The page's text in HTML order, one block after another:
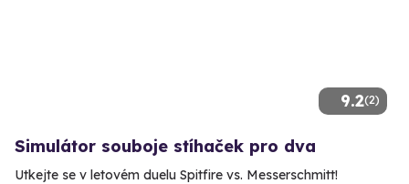
9.2(2)
Simulátor souboje stíhaček pro dva
Utkejte se v letovém duelu Spitfire vs. Messerschmitt!